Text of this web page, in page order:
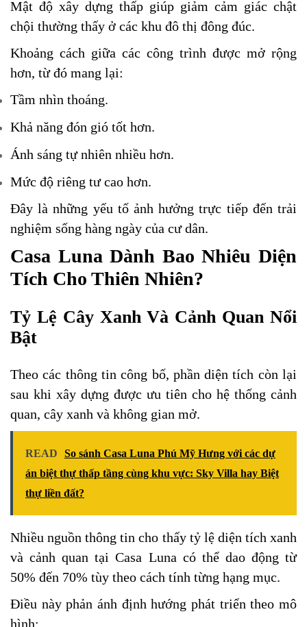
Mật độ xây dựng thấp giúp giảm cảm giác chật
chội thường thấy ở các khu đô thị đông đúc.
Khoảng cách giữa các công trình được mở rộng
hơn, từ đó mang lại:
Tầm nhìn thoáng.
Khả năng đón gió tốt hơn.
Ánh sáng tự nhiên nhiều hơn.
Mức độ riêng tư cao hơn.
Đây là những yếu tố ảnh hưởng trực tiếp đến trải
nghiệm sống hàng ngày của cư dân.
Casa Luna Dành Bao Nhiêu Diện
Tích Cho Thiên Nhiên?
Tỷ Lệ Cây Xanh Và Cảnh Quan Nổi
Bật
Theo các thông tin công bố, phần diện tích còn lại
sau khi xây dựng được ưu tiên cho hệ thống cảnh
quan, cây xanh và không gian mở.
READ
So sánh Casa Luna Phú Mỹ Hưng với các dự
án biệt thự thấp tầng cùng khu vực: Sky Villa hay Biệt
thự liền đất?
Nhiều nguồn thông tin cho thấy tỷ lệ diện tích xanh
và cảnh quan tại Casa Luna có thể dao động từ
50% đến 70% tùy theo cách tính từng hạng mục.
Điều này phản ánh định hướng phát triển theo mô
hình: